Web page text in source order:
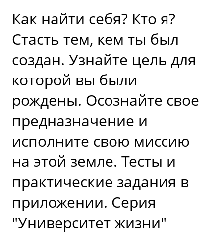
Как найти себя? Кто я?
Стасть тем, кем ты был
создан. Узнайте цель для
которой вы были
рождены. Осознайте свое
предназначение и
исполните свою миссию
на этой земле. Тесты и
практические задания в
приложении. Серия
"Университет жизни"